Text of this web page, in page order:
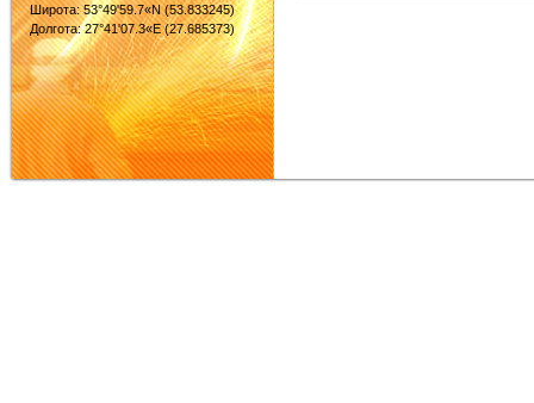
Широта: 53°49'59.7«N (53.833245)
Долгота: 27°41'07.3«E (27.685373)